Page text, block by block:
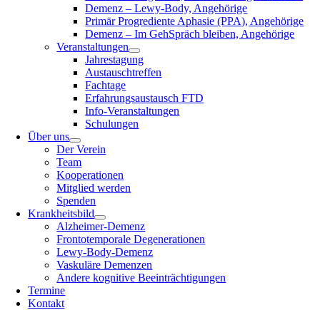
Demenz – Lewy-Body, Angehörige
Primär Progrediente Aphasie (PPA), Angehörige
Demenz – Im GehSpräch bleiben, Angehörige
Veranstaltungen
Jahrestagung
Austauschtreffen
Fachtage
Erfahrungsaustausch FTD
Info-Veranstaltungen
Schulungen
Über uns
Der Verein
Team
Kooperationen
Mitglied werden
Spenden
Krankheitsbild
Alzheimer-Demenz
Frontotemporale Degenerationen
Lewy-Body-Demenz
Vaskuläre Demenzen
Andere kognitive Beeinträchtigungen
Termine
Kontakt